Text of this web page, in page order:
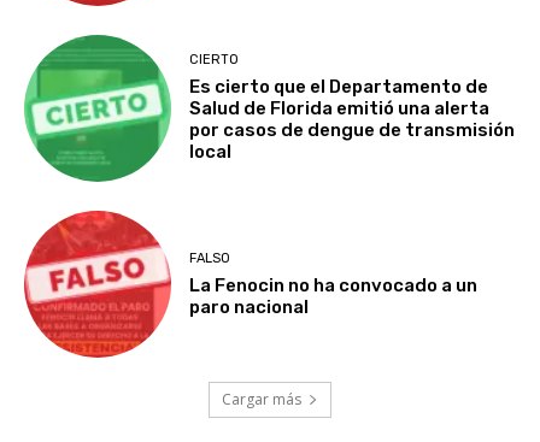
CIERTO
Es cierto que el Departamento de
Salud de Florida emitió una alerta
por casos de dengue de transmisión
local
FALSO
La Fenocin no ha convocado a un
paro nacional
Cargar más